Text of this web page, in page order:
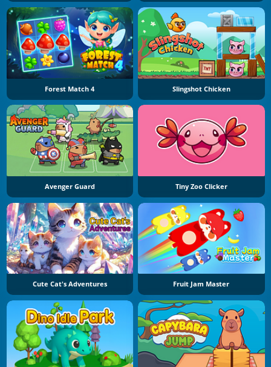
Forest Match 4 Slingshot Chicken
Avenger Guard Tiny Zoo Clicker
Cute Cat's Adventures Fruit Jam Master